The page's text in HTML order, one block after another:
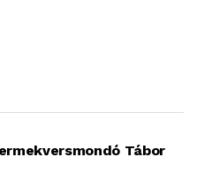
Tábor